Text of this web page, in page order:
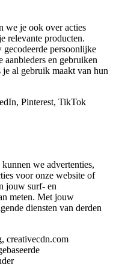
we je ook over acties
relevante producten.
persoonlijke
aanbieders en gebruiken
al gebruik maakt van hun
Pinterest, TikTok
we advertenties,
voor onze website of
jouw surf- en
meten. Met jouw
diensten van derden
creativecdn.com